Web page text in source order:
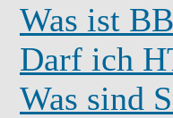
Was ist
Darf ich
Was sind